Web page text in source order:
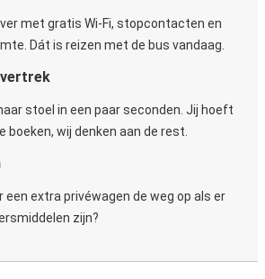
met gratis Wi-Fi, stopcontacten en
Dát is reizen met de bus vandaag.
vertrek
stoel in een paar seconden. Jij hoeft
boeken, wij denken aan de rest.
een extra privéwagen de weg op als er
zijn?